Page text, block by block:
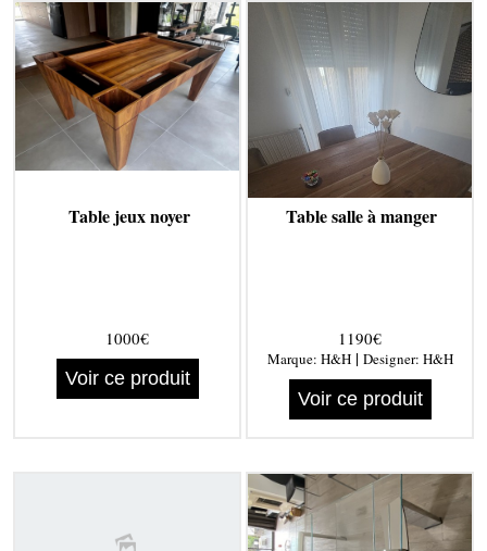
Table jeux noyer
1000€
Voir ce produit
Table salle à manger
1190€
Marque: H&H| Designer: H&H
Voir ce produit